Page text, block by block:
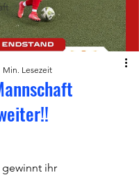
Min. Lesezeit
gewinnt ihr